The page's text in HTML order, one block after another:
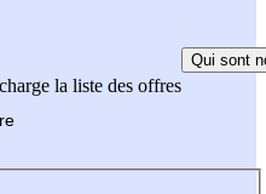
la liste des offres
Qui sont